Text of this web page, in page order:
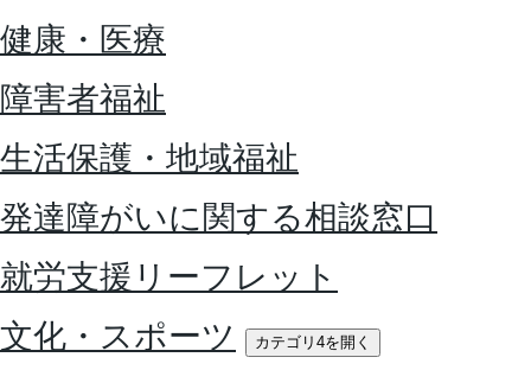
健康・医療
障害者福祉
生活保護・地域福祉
発達障がいに関する相談窓口
就労支援リーフレット
文化・スポーツ
カテゴリ4を開く